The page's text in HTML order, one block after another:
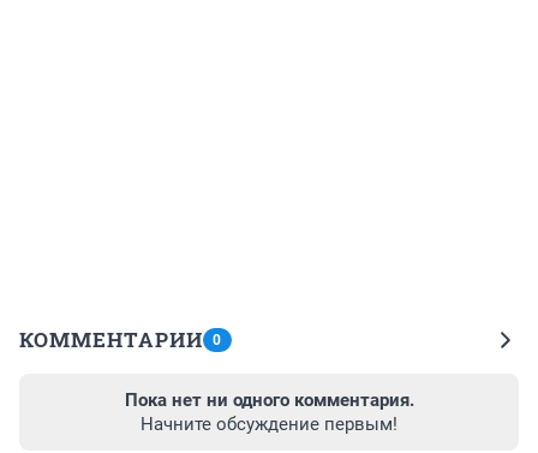
КОММЕНТАРИИ 0
Пока нет ни одного комментария.
Начните обсуждение первым!